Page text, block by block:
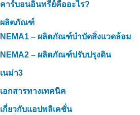
คาร์บอนอินทรีย์คืออะไร?
ผลิตภัณฑ์
NEMA1 – ผลิตภัณฑ์บำบัดสิ่งแวดล้อม
NEMA2 – ผลิตภัณฑ์ปรับปรุงดิน
เนม่า3
เอกสารทางเทคนิค
เกี่ยวกับแอปพลิเคชั่น